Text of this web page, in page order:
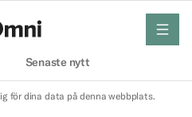
Senaste nytt
meny
för dina data på denna webbplats.